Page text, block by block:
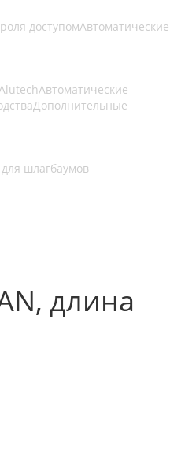
доступомАвтоматические
Автоматические
Дополнительные
шлагбаумов
длина